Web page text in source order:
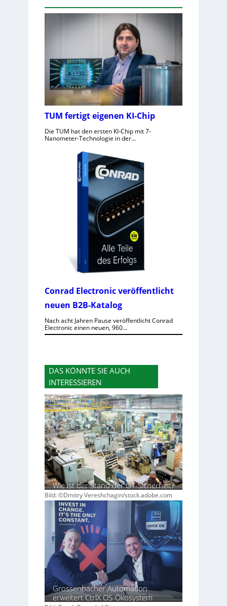
TUM fertigt eigenen KI-Chip
Die TUM hat den ersten KI-Chip mit 7-
Nanometer-Technologie in der…
Conrad Electronic veröffentlicht
neuen B2B-Katalog
Nach acht Jahren Pause veröffentlicht Conrad
Electronic einen neuen, 960…
DAS KÖNNTE SIE AUCH
INTERESSIEREN
Wie ist der Stand der OT-Sicherheit?
Bild: ©Dmitry Vereshchagin/stock.adobe.com
Grossenbacher Automation
erweitert CtrlX OS-Ökosystem